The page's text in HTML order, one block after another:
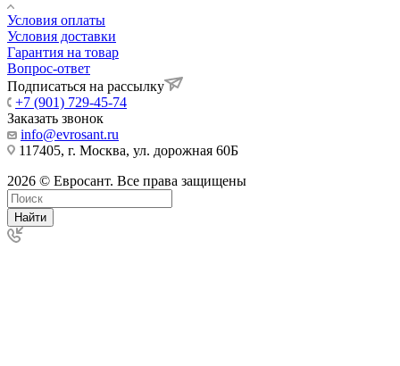
Условия оплаты
Условия доставки
Гарантия на товар
Вопрос-ответ
Подписаться на рассылку
+7 (901) 729-45-74
Заказать звонок
info@evrosant.ru
117405, г. Москва, ул. дорожная 60Б
2026 © Евросант. Все права защищены
Найти